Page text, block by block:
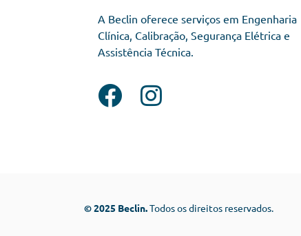
A Beclin oferece serviços em Engenharia
Clínica, Calibração, Segurança Elétrica e
Assistência Técnica.
© 2025 Beclin.Todos os direitos reservados.